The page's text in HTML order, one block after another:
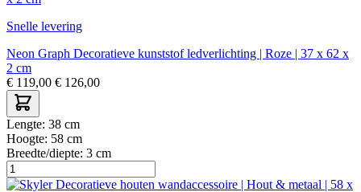
Snelle levering
Neon Graph Decoratieve kunststof ledverlichting | Roze | 37 x 62 x
2 cm
€ 119,00 € 126,00
Lengte: 38 cm
Hoogte: 58 cm
Breedte/diepte: 3 cm